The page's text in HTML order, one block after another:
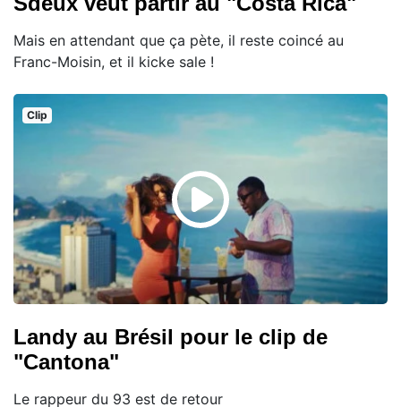
Mais en attendant que ça pète, il reste coincé au
Franc-Moisin, et il kicke sale !
Clip
Landy au Brésil pour le clip de
"Cantona"
Le rappeur du 93 est de retour